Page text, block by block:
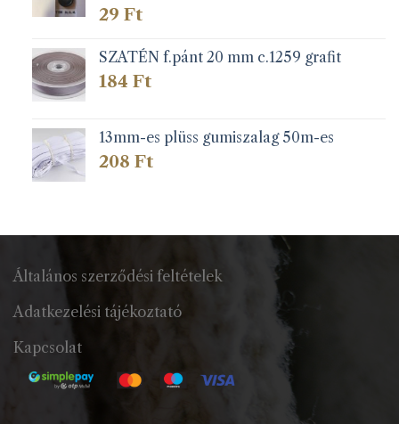
29 Ft
SZATÉN f.pánt 20 mm c.1259 grafit
184 Ft
13mm-es plüss gumiszalag 50m-es
208 Ft
Általános szerződési feltételek
Adatkezelési tájékoztató
Kapcsolat